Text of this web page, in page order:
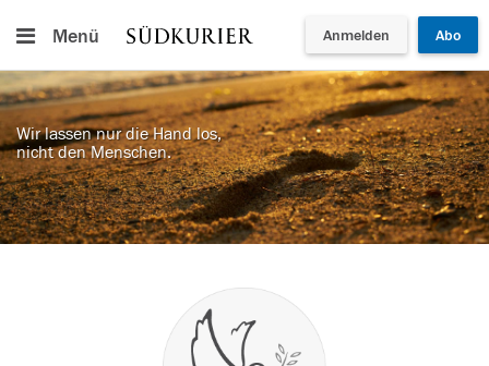
Menü Anmelden Abo
Wir lassen nur die Hand los,
nicht den Menschen.